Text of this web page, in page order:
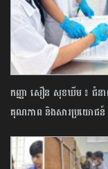
កញ្ញា សឿន សុខឃីម ៖ ជំនាញ
គុណភាព និងសារប្រយោជន៍